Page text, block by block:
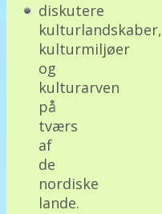
diskutere
kulturlandskaber,
kulturmiljøer
og
kulturarven
på
tværs
af
de
nordiske
lande.